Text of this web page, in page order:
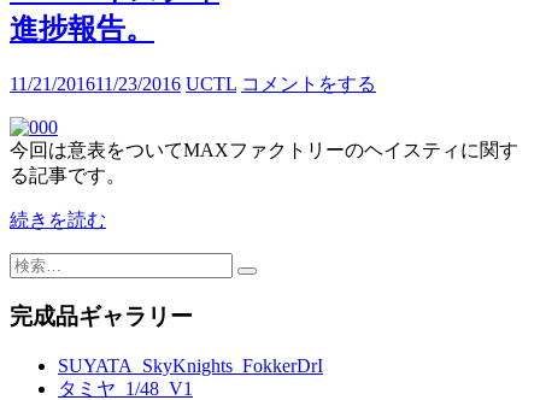
進捗報告。
11/21/201611/23/2016 UCTL コメントをする
今回は意表をついてMAXファクトリーのヘイスティに関す
る記事です。
続きを読む
検
完成品ギャラリー
SUYATA_SkyKnights_FokkerDrI
タミヤ_1/48_V1